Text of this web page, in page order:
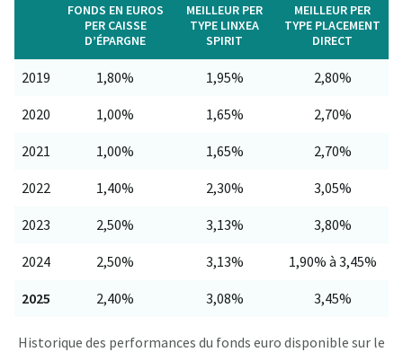
FONDS EN EUROS
PER CAISSE
D’ÉPARGNE
MEILLEUR PER
TYPE LINXEA
SPIRIT
MEILLEUR PER
TYPE PLACEMENT
DIRECT
2019 1,80% 1,95% 2,80%
2020 1,00% 1,65% 2,70%
2021 1,00% 1,65% 2,70%
2022 1,40% 2,30% 3,05%
2023 2,50% 3,13% 3,80%
2024 2,50% 3,13% 1,90% à 3,45%
2025 2,40% 3,08% 3,45%
Historique des performances du fonds euro disponible sur le